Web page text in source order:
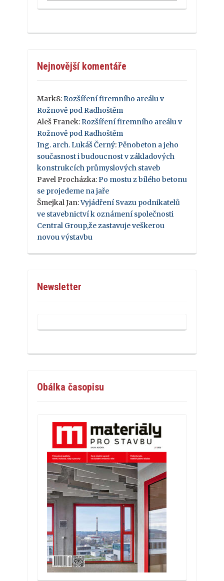
Nejnovější komentáře
Mark8: Rozšíření firemního areálu v
Rožnově pod Radhoštěm
Aleš Franek: Rozšíření firemního areálu v
Rožnově pod Radhoštěm
Ing. arch. Lukáš Černý: Pěnobeton a jeho
současnost i budoucnost v základových
konstrukcích průmyslových staveb
Pavel Procházka: Po mostu z bílého betonu
se projedeme na jaře
Šmejkal Jan:Vyjádření Svazu podnikatelů
ve stavebnictví k oznámení společnosti
Central Group,že zastavuje veškerou
novou výstavbu
Newsletter
Obálka časopisu